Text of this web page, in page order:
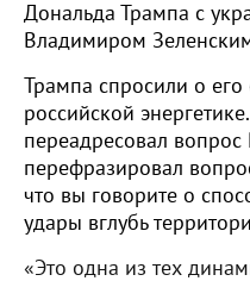
Дональда Трампа с
Владимиром
Трампа спросили о
российской
переадресовал вопрос
перефразировал
что вы говорите о
удары вглубь
«Это одна из тех